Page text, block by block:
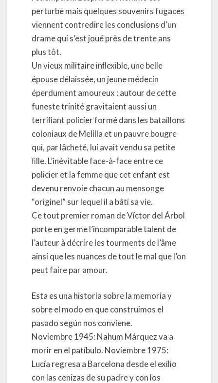
perturbé mais quelques souvenirs fugaces
viennent contredire les conclusions d’un
drame qui s’est joué près de trente ans
plus tôt.
Un vieux militaire inﬂexible, une belle
épouse délaissée, un jeune médecin
éperdument amoureux : autour de cette
funeste trinité gravitaient aussi un
terriﬁant policier formé dans les bataillons
coloniaux de Melilla et un pauvre bougre
qui, par lâcheté, lui avait vendu sa petite
ﬁlle. L’inévitable face-à-face entre ce
policier et la femme que cet enfant est
devenu renvoie chacun au mensonge
“originel” sur lequel il a bâti sa vie.
Ce tout premier roman de Víctor del Árbol
porte en germe l’incomparable talent de
l’auteur à décrire les tourments de l’âme
ainsi que les nuances de tout le mal que l’on
peut faire par amour.
Esta es una historia sobre la memoria y
sobre el modo en que construimos el
pasado según nos conviene.
Noviembre 1945: Nahum Márquez va a
morir en el patíbulo. Noviembre 1975:
Lucía regresa a Barcelona desde el exilio
con las cenizas de su padre y con los